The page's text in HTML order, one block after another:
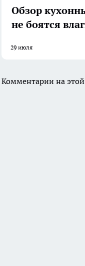
Обзор
не боятся
29 июля
Комментарии на